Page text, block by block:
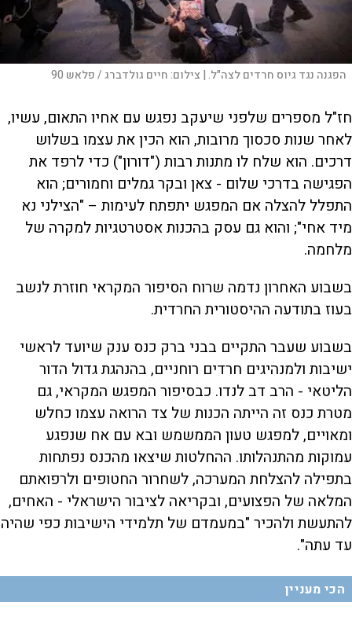
הפגנה נגד גיוס חרדים לצה"ל. | צילום:חיים גולדברג / פלאש 90
חז"ל מספרים שלפני שיעקב נפגש עם אחיו התאום, עשיו,
לאחר שנות סכסוך מרובות, הוא הכין את עצמו בשלוש
דרכים. הוא שלח לו מתנות רבות ("דורון") כדי לרפד את
הפגישה בדרכי שלום - צאן ובקר גמלים וחמורים; הוא
התפלל להצלה אם המפגש יתפתח לעימות – "הצילני נא
מיד אחי"; והוא גם עסק בהכנות אסטרטגיות למקרה של
מלחמה.
בשבוע האחרון נדמה שרוח הסיפור המקראי חוזרת לנשב
בעוז בתודעה ההיסטורית החרדית.
בשבוע שעבר התקיים בבני ברק כנס ענק שיועד לראשי
ישיבות ולמנהיגים חרדים רוחניים, בהנהגת גדול הדור
הליטאי - הרב דב לנדו. כבסיפור המפגש המקראי, גם
מטרת כנס זה הייתה הכנות של צד הרואה עצמו כחלש
ומאויים, למפגש טעון הממשמש ובא עם אח שנפגע
עמוקות מהתנהלותו. ההחלטות שיצאו מהכנס נפתחות
בתפילה להצלחת המערכה, לשחרור החטופים ולרפואתם
המלאה של הפצועים, ובקריאה לציבור הישראלי - האחים,
להתעשת ולהכיר "במעמדם של תלמידי הישיבות כפי שהיה
עד עתה".
הכי מעניין